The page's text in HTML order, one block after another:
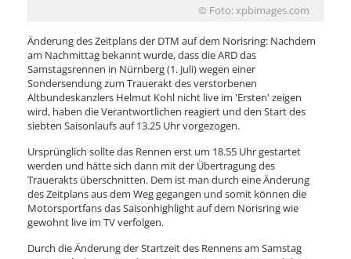
© Foto: xpbimages.com
Änderung des Zeitplans der DTM auf dem Norisring: Nachdem
am Nachmittag bekannt wurde, dass die ARD das
Samstagsrennen in Nürnberg (1. Juli) wegen einer
Sondersendung zum Trauerakt des verstorbenen
Altbundeskanzlers Helmut Kohl nicht live im 'Ersten' zeigen
wird, haben die Verantwortlichen reagiert und den Start des
siebten Saisonlaufs auf 13.25 Uhr vorgezogen.
Ursprünglich sollte das Rennen erst um 18.55 Uhr gestartet
werden und hätte sich dann mit der Übertragung des
Trauerakts überschnitten. Dem ist man durch eine Änderung
des Zeitplans aus dem Weg gegangen und somit können die
Motorsportfans das Saisonhighlight auf dem Norisring wie
gewohnt live im TV verfolgen.
Durch die Änderung der Startzeit des Rennens am Samstag